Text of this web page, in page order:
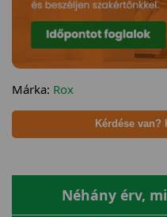
Márka: Rox
Kérdése van?
Néhány érv,